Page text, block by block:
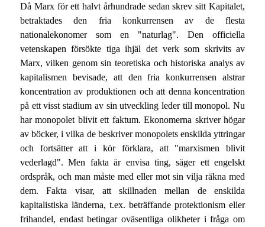
Då Marx för ett halvt århundrade sedan skrev sitt Kapitalet,
betraktades den fria konkurrensen av de flesta
nationalekonomer som en "naturlag". Den officiella
vetenskapen försökte tiga ihjäl det verk som skrivits av
Marx, vilken genom sin teoretiska och historiska analys av
kapitalismen bevisade, att den fria konkurrensen alstrar
koncentration av produktionen och att denna koncentration
på ett visst stadium av sin utveckling leder till monopol. Nu
har monopolet blivit ett faktum. Ekonomerna skriver högar
av böcker, i vilka de beskriver monopolets enskilda yttringar
och fortsätter att i kör förklara, att "marxismen blivit
vederlagd". Men fakta är envisa ting, säger ett engelskt
ordspråk, och man måste med eller mot sin vilja räkna med
dem. Fakta visar, att skillnaden mellan de enskilda
kapitalistiska länderna, t.ex. beträffande protektionism eller
frihandel, endast betingar oväsentliga olikheter i fråga om